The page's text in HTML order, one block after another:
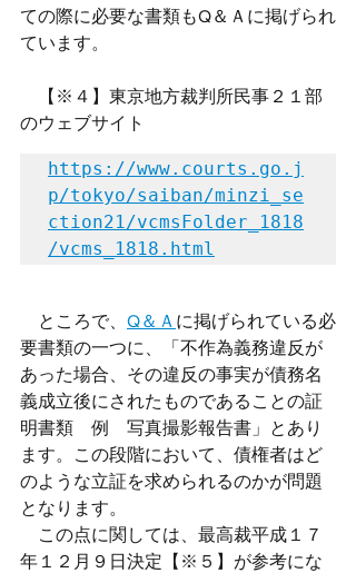
ての際に必要な書類もQ＆Ａに掲げられ
ています。
【※４】東京地方裁判所民事２１部
のウェブサイト
https://www.courts.go.j
p/tokyo/saiban/minzi_se
ction21/vcmsFolder_1818
/vcms_1818.html
ところで、 Q＆Ａ に掲げられている必
要書類の一つに、「不作為義務違反が
あった場合、その違反の事実が債務名
義成立後にされたものであることの証
明書類　例　写真撮影報告書」とあり
ます。この段階において、債権者はど
のような立証を求められるのかが問題
となります。
この点に関しては、最高裁平成１７
年１２月９日決定【※５】が参考にな